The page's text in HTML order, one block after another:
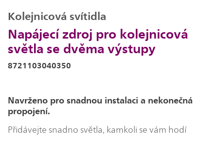
Napájecí zdroj pro kolejnicová
světla se dvěma výstupy
Kolejnicová svítidla
8721103040350
Navrženo pro snadnou instalaci a nekonečná
propojení.
Přidávejte snadno světla, kamkoli se vám hodí